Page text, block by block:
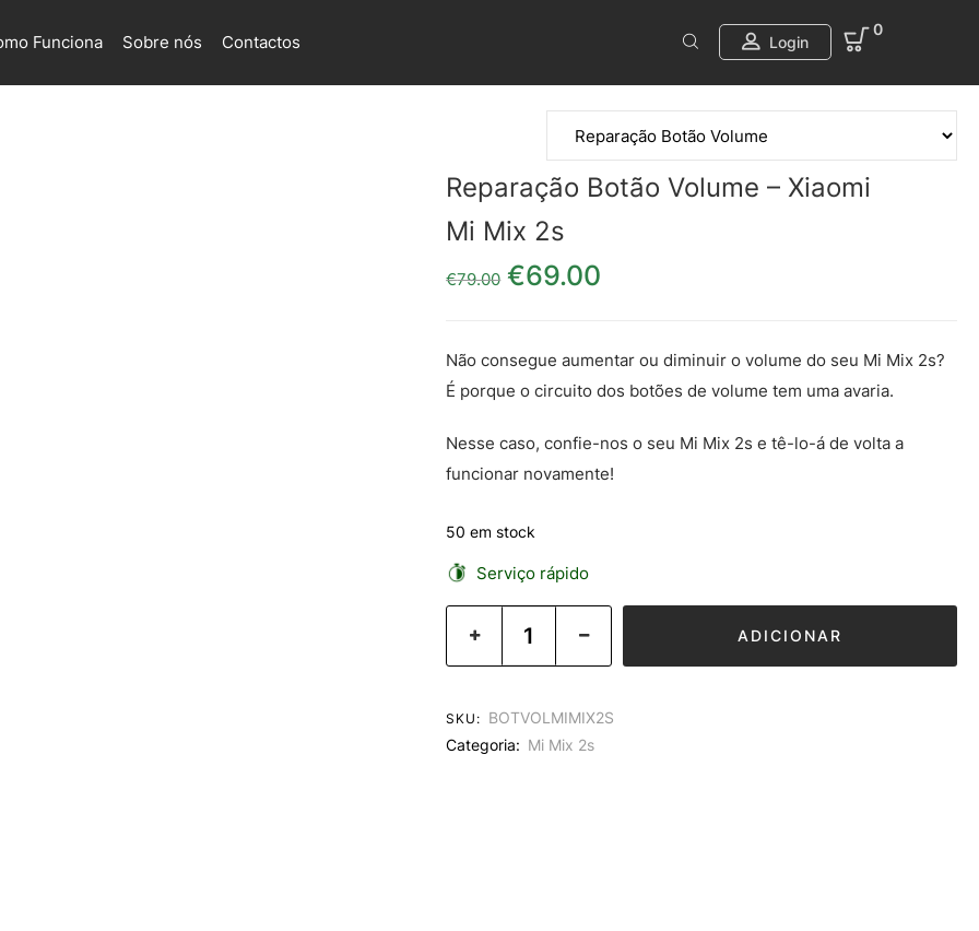
Funciona Sobre nós Contactos Login
0
Reparação Botão Volume – Xiaomi
Mi Mix 2s
€79.00 O preço original era: €79.00.
€69.00
Não consegue aumentar ou diminuir o volume do seu Mi Mix 2s?
É porque o circuito dos botões de volume tem uma avaria.
Nesse caso, confie-nos o seu Mi Mix 2s e tê-lo-á de volta a
funcionar novamente!
50 em stock
Serviço rápido
ADICIONAR
SKU: BOTVOLMIMIX2S
Categoria: Mi Mix 2s